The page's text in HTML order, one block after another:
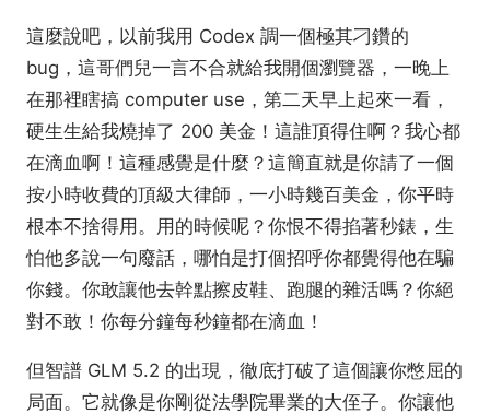
這麼說吧，以前我用 Codex 調一個極其刁鑽的
bug，這哥們兒一言不合就給我開個瀏覽器，一晚上
在那裡瞎搞 computer use，第二天早上起來一看，
硬生生給我燒掉了 200 美金！這誰頂得住啊？我心都
在滴血啊！這種感覺是什麼？這簡直就是你請了一個
按小時收費的頂級大律師，一小時幾百美金，你平時
根本不捨得用。用的時候呢？你恨不得掐著秒錶，生
怕他多說一句廢話，哪怕是打個招呼你都覺得他在騙
你錢。你敢讓他去幹點擦皮鞋、跑腿的雜活嗎？你絕
對不敢！你每分鐘每秒鐘都在滴血！
但智譜 GLM 5.2 的出現，徹底打破了這個讓你憋屈的
局面。它就像是你剛從法學院畢業的大侄子。你讓他